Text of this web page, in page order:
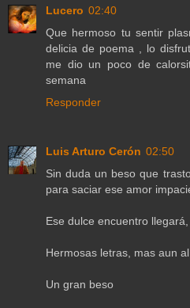
Lucero 02:40
Que hermoso tu sentir
delicia de poema , lo
me dio un poco de
semana
Responder
Luis Arturo Cerón 02:50
Sin duda un beso que
para saciar ese amor
Ese dulce encuentro
Hermosas letras, mas aun
Un gran beso